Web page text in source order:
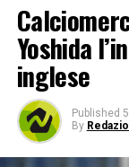
Yoshida
inglese
Published
By